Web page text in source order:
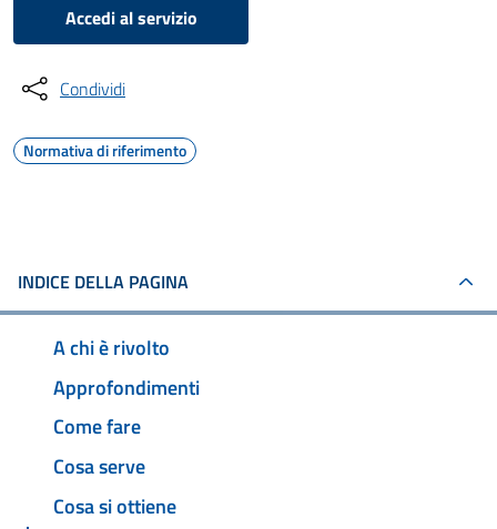
Accedi al servizio
Condividi
Normativa di riferimento
INDICE DELLA PAGINA
A chi è rivolto
Approfondimenti
Come fare
Cosa serve
Cosa si ottiene